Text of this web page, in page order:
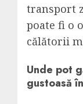
transport
poate fi o
călătorii
Unde pot
gustoasă